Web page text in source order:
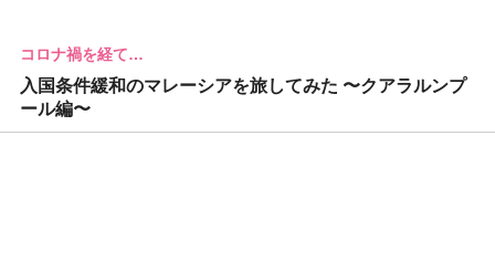
コロナ禍を経て…
入国条件緩和のマレーシアを旅してみた 〜クアラルンプ
ール編〜